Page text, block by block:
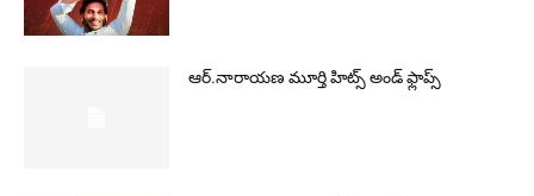
ఆర్‌.నారాయ‌ణ మూర్తి హిట్స్ అండ్ ఫ్లాప్స్‌